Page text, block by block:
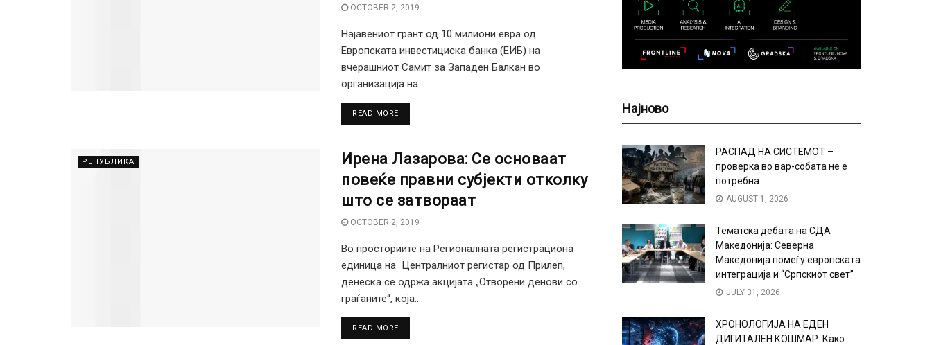
OCTOBER 2, 2019
Најавениот грант од 10 милиони евра од
Европската инвестициска банка (ЕИБ) на
вчерашниот Самит за Западен Балкан во
организација на...
READ MOREDETAILS
РЕПУБЛИКА
Ирена Лазарова: Се основаат
повеќе правни субјекти отколку
што се затвораат
OCTOBER 2, 2019
Во просториите на Регионалната регистрациона
единица на Централниот регистар од Прилеп,
денеска се одржа акцијата „Отворени денови со
граѓаните“, која...
READ MOREDETAILS
Најново
РАСПАД НА СИСТЕМОТ –
проверка во вар-собата не е
потребна
AUGUST 1, 2026
Тематска дебата на СДА
Македонија: Северна
Македонија помеѓу европската
интеграција и “Српскиот свет”
JULY 31, 2026
ХРОНОЛОГИЈА НА ЕДЕН
ДИГИТАЛЕН КОШМАР: Како